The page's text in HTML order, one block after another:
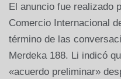
El anuncio fue realizado
Comercio Internacional
término de las
Merdeka 188. Li indicó
«acuerdo preliminar»